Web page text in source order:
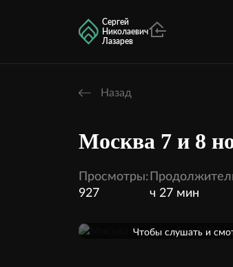
Сергей
Николаевич
Лазарев
Назад
Москва 7 и 8
Просмотры:
927
ч 27 минОформить
Чтобы слушать и